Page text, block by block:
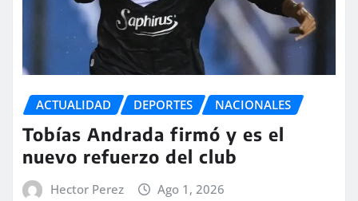
ACTUALIDAD DEPORTES NACIONALES
Tobías Andrada firmó y es el
nuevo refuerzo del club
Hector Perez Ago 1, 2026